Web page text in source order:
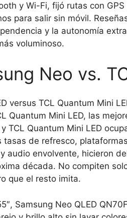
y Wi-Fi, fijó rutas con
para salir sin móvil.
y la autonomía
voluminoso.
Neo vs.
Quantum Mini LED, las
TCL Quantum Mini LED
tasas de refresco,
audio envolvente, hicieron
década. No compiten
que el resto imita.
Samsung Neo QLED